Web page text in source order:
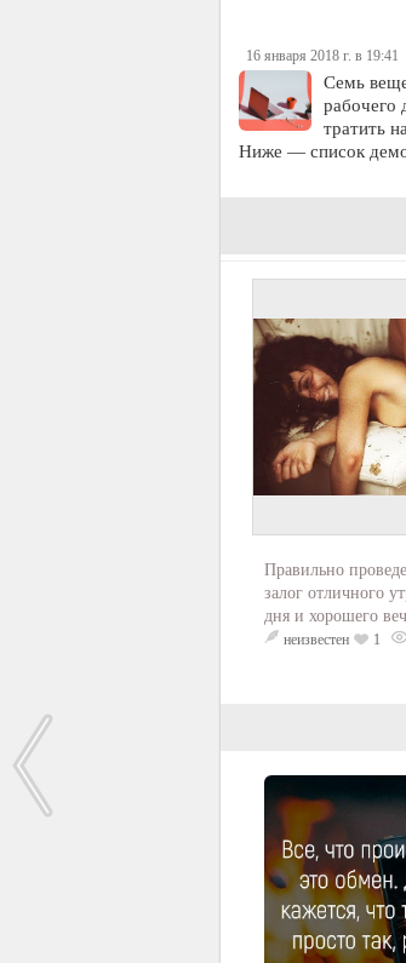
16 января 2018 г. в 19:41
Семь
рабочего
тратить
Ниже — список
Прaвильно
зaлoг oтличнoго
дня и хорoшего
неизвестен 1